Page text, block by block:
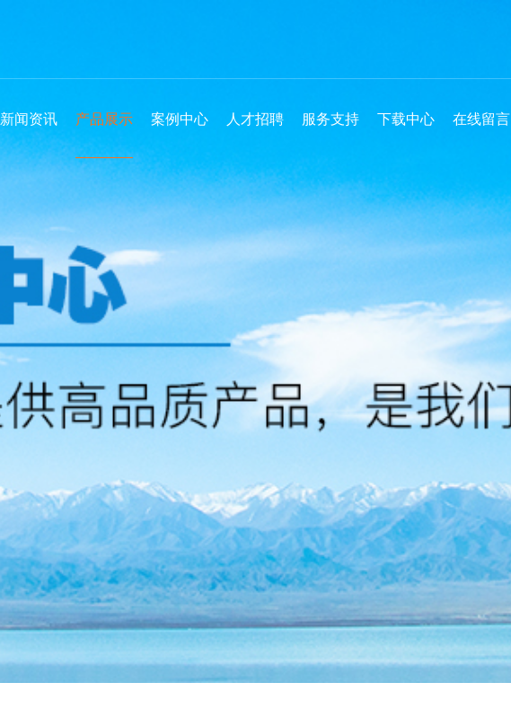
新闻资讯 产品展示 案例中心 人才招聘 服务支持 下载中心 在线留言